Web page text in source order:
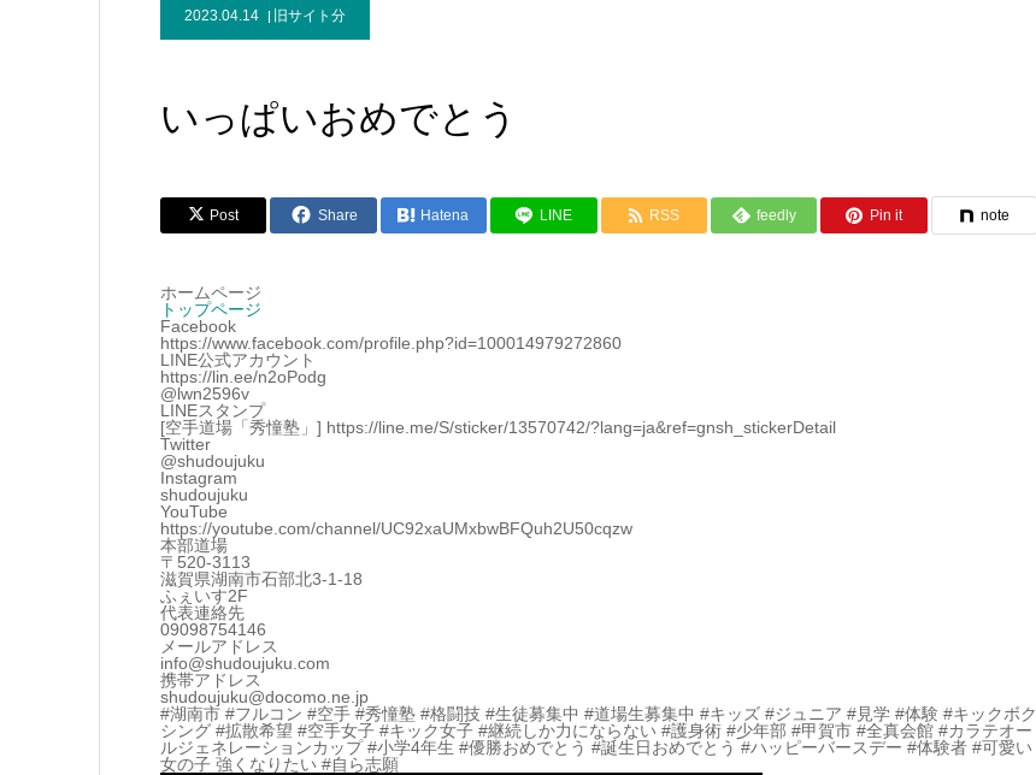
2023.04.14 旧サイト分
いっぱいおめでとう
Post Share Hatena LINE RSS feedly Pin it note
ホームページ
トップページ
Facebook
https://www.facebook.com/profile.php?id=100014979272860
LINE公式アカウント
https://lin.ee/n2oPodg
@lwn2596v
LINEスタンプ
[空手道場「秀憧塾」] https://line.me/S/sticker/13570742/?lang=ja&ref=gnsh_stickerDetail
Twitter
@shudoujuku
Instagram
shudoujuku
YouTube
https://youtube.com/channel/UC92xaUMxbwBFQuh2U50cqzw
本部道場
〒520-3113
滋賀県湖南市石部北3-1-18
ふぇいす2F
代表連絡先
09098754146
メールアドレス
info@shudoujuku.com
携帯アドレス
shudoujuku@docomo.ne.jp
#湖南市 #フルコン #空手 #秀憧塾 #格闘技 #生徒募集中 #道場生募集中 #キッズ #ジュニア #見学 #体験 #キックボク
シング #拡散希望 #空手女子 #キック女子 #継続しか力にならない #護身術 #少年部 #甲賀市 #全真会館 #カラテオー
ルジェネレーションカップ #小学4年生 #優勝おめでとう #誕生日おめでとう #ハッピーバースデー #体験者 #可愛い
女の子 強くなりたい #自ら志願